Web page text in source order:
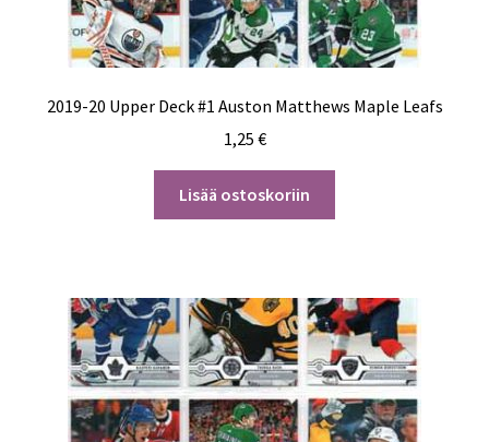
2019-20 Upper Deck #1 Auston Matthews Maple Leafs
1,25 €
Lisää ostoskoriin